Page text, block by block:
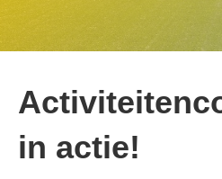
in actie!